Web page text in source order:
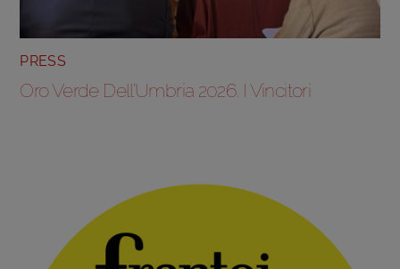
PRESS
Oro Verde Dell’Umbria 2026. I Vincitori